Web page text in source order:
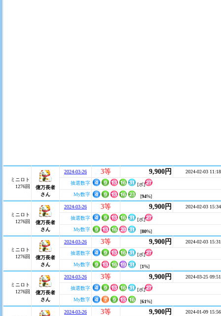
ミニロト
1276回
億万長者
さん
2024-03-26 3等 9,900円 2024-02-03 11:18
抽選数字
[ボ]
My数字
[94%]
ミニロト
1276回
億万長者
さん
2024-03-26 3等 9,900円 2024-02-03 15:34
抽選数字
[ボ]
My数字
[80%]
ミニロト
1276回
億万長者
さん
2024-03-26 3等 9,900円 2024-02-03 15:31
抽選数字
[ボ]
My数字
[1%]
ミニロト
1276回
億万長者
さん
2024-03-26 3等 9,900円 2024-03-25 09:51
抽選数字
[ボ]
My数字
[61%]
2024-03-26 3等 9,900円 2024-01-09 15:56